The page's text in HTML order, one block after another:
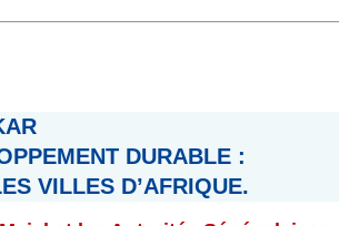
DURABLE :
VILLES D’AFRIQUE.